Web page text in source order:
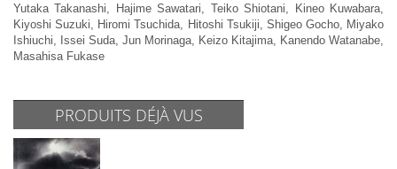
Yutaka Takanashi, Hajime Sawatari, Teiko Shiotani, Kineo Kuwabara,
Kiyoshi Suzuki, Hiromi Tsuchida, Hitoshi Tsukiji, Shigeo Gocho, Miyako
Ishiuchi, Issei Suda, Jun Morinaga, Keizo Kitajima, Kanendo Watanabe,
Masahisa Fukase
PRODUITS DÉJÀ VUS